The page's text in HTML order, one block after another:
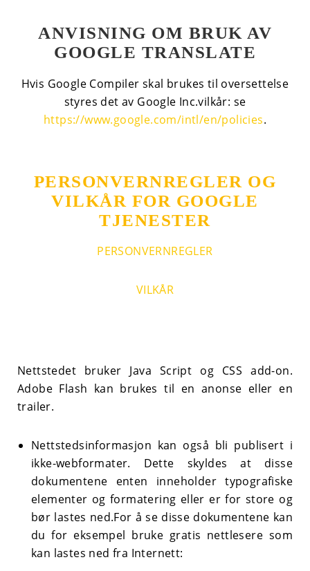
ANVISNING OM BRUK AV
GOOGLE TRANSLATE
Hvis Google Compiler skal brukes til oversettelse
styres det av Google Inc.vilkår: se
https://www.google.com/intl/en/policies.
PERSONVERNREGLER OG
VILKÅR FOR GOOGLE
TJENESTER
PERSONVERNREGLER
VILKÅR
Nettstedet bruker Java Script og CSS add-on.
Adobe Flash kan brukes til en anonse eller en
trailer.
Nettstedsinformasjon kan også bli publisert i
ikke-webformater. Dette skyldes at disse
dokumentene enten inneholder typografiske
elementer og formatering eller er for store og
bør lastes ned.For å se disse dokumentene kan
du for eksempel bruke gratis nettlesere som
kan lastes ned fra Internett: